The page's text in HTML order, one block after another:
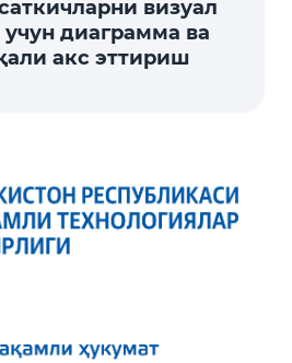
визуал
диаграмма ва
акс эттириш